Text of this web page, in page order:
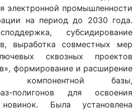
электронной промышленности
на период до 2030 года.
субсидирование
выработка совместных мер
сквозных проектов
формирование и расширение
компонентной базы,
полигонов для освоения
новинок. Была установлена